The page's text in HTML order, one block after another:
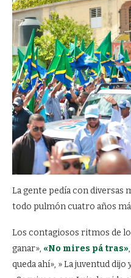
La gente pedía con diversas
todo pulmón cuatro años
Los contagiosos ritmos de
ganar», «No mires pá tras»
queda ahí», » La juventud